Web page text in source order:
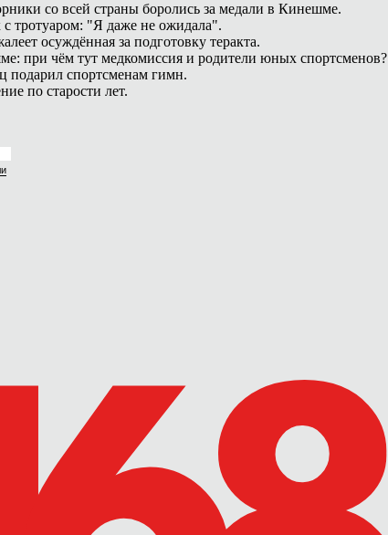
со всей страны боролись за медали в Кинешме.
тротуаром: "Я даже не ожидала".
осуждённая за подготовку теракта.
при чём тут медкомиссия и родители юных спортсменов?
подарил спортсменам гимн.
по старости лет.